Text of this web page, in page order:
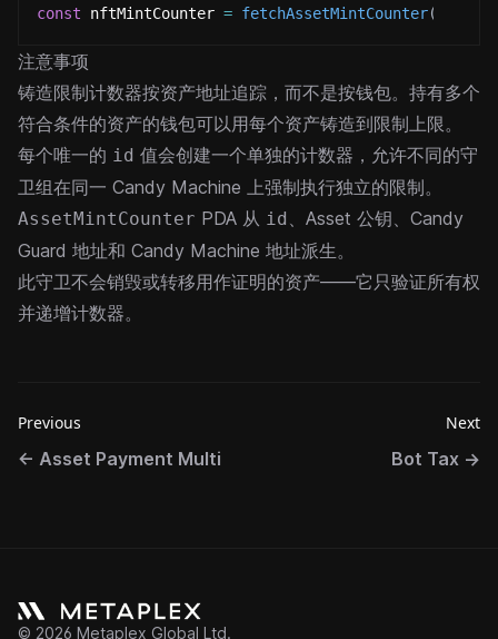
const nftMintCounter = fetchAssetMintCounter(
注意事项
铸造限制计数器按资产地址追踪，而不是按钱包。持有多个
符合条件的资产的钱包可以用每个资产铸造到限制上限。
每个唯一的 id 值会创建一个单独的计数器，允许不同的守
卫组在同一 Candy Machine 上强制执行独立的限制。
AssetMintCounter PDA 从 id 、Asset 公钥、Candy
Guard 地址和 Candy Machine 地址派生。
此守卫不会销毁或转移用作证明的资产——它只验证所有权
并递增计数器。
Previous
← Asset Payment Multi
Next
Bot Tax →
© 2026 Metaplex Global Ltd.